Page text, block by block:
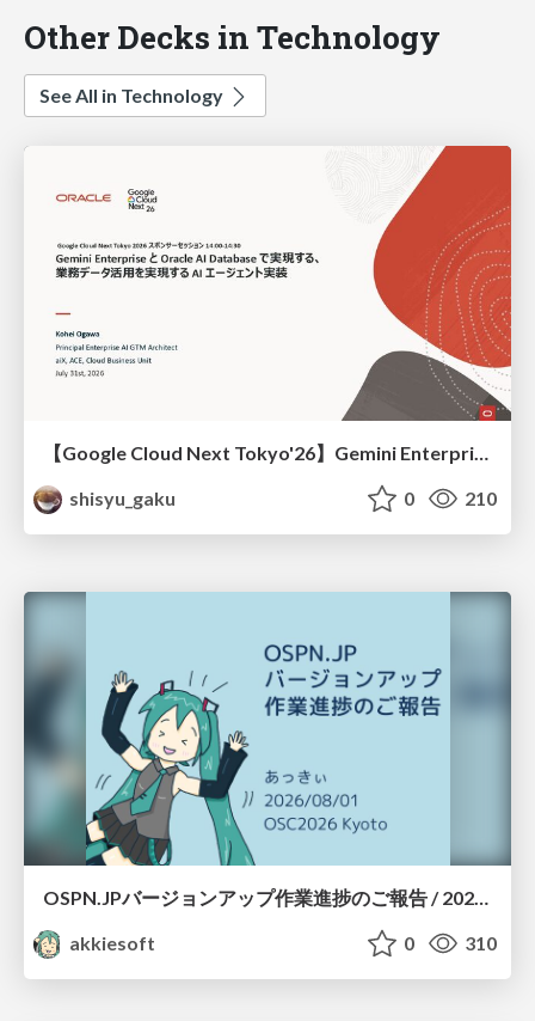
Other Decks in Technology
See All in Technology
shisyu_gaku
0 210
OSPN.JPバージョンアップ作業進捗のご報告 / 20260801-osc26kyoto
akkiesoft
0 310